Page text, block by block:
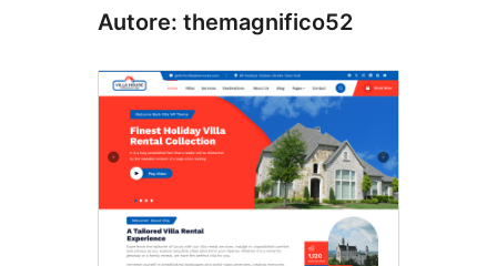
Autore: themagnifico52